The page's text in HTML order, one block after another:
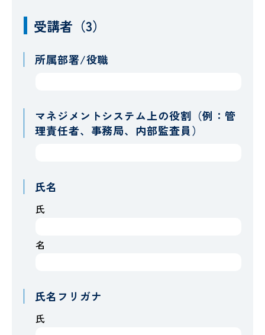
受講者（3）
所属部署/役職
マネジメントシステム上の役割（例：管
理責任者、事務局、内部監査員）
氏名
氏
名
氏名フリガナ
氏